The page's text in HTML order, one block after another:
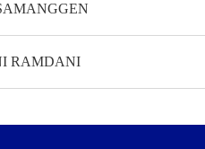
RAMDANI